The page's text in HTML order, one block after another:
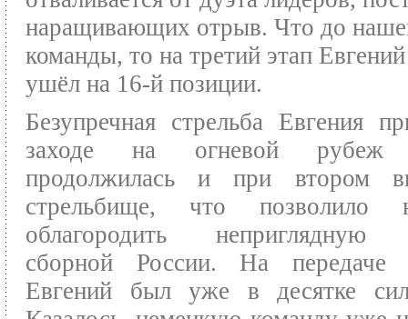
наращивающих отрыв. Что до
команды, то на третий этап
ушёл на 16-й позиции.
Безупречная стрельба Евгения
заходе на огневой рубеж
продолжилась и при втором
стрельбище, что позволило
облагородить неприглядную
сборной России. На передаче
Евгений был уже в десятке